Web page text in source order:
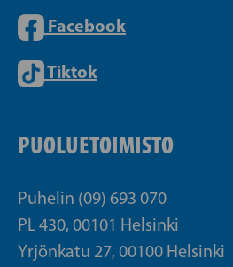
Facebook
Tiktok
PUOLUETOIMISTO
Puhelin (09) 693 070
PL 430, 00101 Helsinki
Yrjönkatu 27, 00100 Helsinki